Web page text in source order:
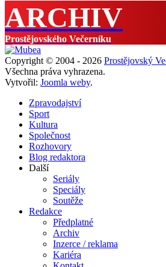
ARCHIV
Prostějovského Večerníku
Copyright © 2004 - 2026 Prostějovský
Všechna práva vyhrazena.
Vytvořil: Joomla weby.
Zpravodajství
Sport
Kultura
Společnost
Rozhovory
Blog redaktora
Další
Seriály
Speciály
Soutěže
Redakce
Předplatné
Archiv
Inzerce / reklama
Kariéra